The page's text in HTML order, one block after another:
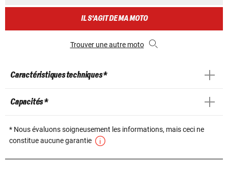
IL S'AGIT DE MA MOTO
Trouver une autre moto
Caractéristiques techniques *
Capacités *
* Nous évaluons soigneusement les informations, mais ceci ne
constitue aucune garantie